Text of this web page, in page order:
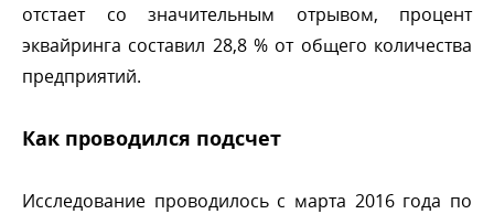
отстает со значительным отрывом, процент
эквайринга составил 28,8 % от общего количества
предприятий.
Как проводился подсчет
Исследование проводилось с марта 2016 года по